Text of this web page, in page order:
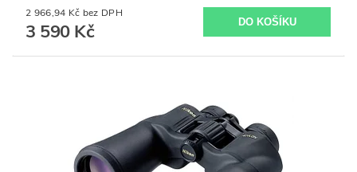
2 966,94 Kč bez DPH
3 590 Kč